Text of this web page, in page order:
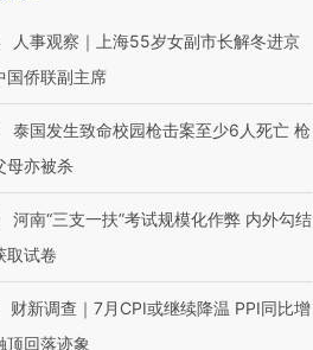
人事观察｜上海55岁女副市长解冬进京
国侨联副主席
泰国发生致命校园枪击案至少6人死亡 枪
母亦被杀
河南“三支一扶”考试规模化作弊 内外勾结
取试卷
财新调查｜7月CPI或继续降温 PPI同比增
顶回落迹象